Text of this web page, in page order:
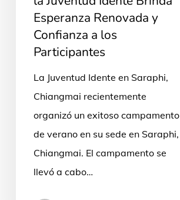
Esperanza Renovada y
Confianza a los
Participantes
La Juventud Idente en Saraphi,
Chiangmai recientemente
organizó un exitoso campamento
de verano en su sede en Saraphi,
Chiangmai. El campamento se
llevó a cabo…